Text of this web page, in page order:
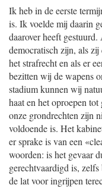
Ik heb in de eerste
is. Ik voelde mij daarin
daarover heeft
democratisch zijn, als
het strafrecht en als er
bezitten wij de wapens
stadium kunnen wij
haat en het oproepen
onze grondrechten zijn
voldoende is. Het
er sprake is van een
woorden: is het gevaar
gerechtvaardigd is,
de lat voor ingrijpen